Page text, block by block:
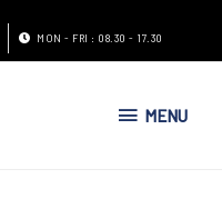
MON - FRI : 08.30 - 17.30
MENU